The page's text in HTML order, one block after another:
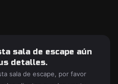
sala de escape aún
detalles.
sala de escape, por favor